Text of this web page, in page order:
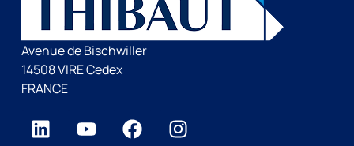
Avenue de Bischwiller
14508 VIRE Cedex
FRANCE